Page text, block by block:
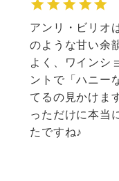
アンリ・ビリオ
のような甘い余
よく、ワインシ
ントで「ハニー
てるの見かけま
っただけに本当
たですね♪